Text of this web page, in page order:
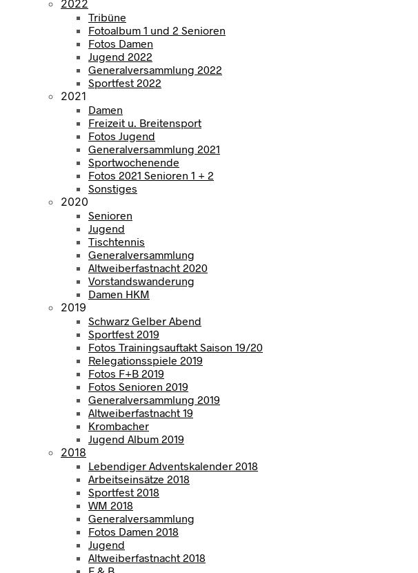
2022
Tribüne
Fotoalbum 1 und 2 Senioren
Fotos Damen
Jugend 2022
Generalversammlung 2022
Sportfest 2022
2021
Damen
Freizeit u. Breitensport
Fotos Jugend
Generalversammlung 2021
Sportwochenende
Fotos 2021 Senioren 1 + 2
Sonstiges
2020
Senioren
Jugend
Tischtennis
Generalversammlung
Altweiberfastnacht 2020
Vorstandswanderung
Damen HKM
2019
Schwarz Gelber Abend
Sportfest 2019
Fotos Trainingsauftakt Saison 19/20
Relegationsspiele 2019
Fotos F+B 2019
Fotos Senioren 2019
Generalversammlung 2019
Altweiberfastnacht 19
Krombacher
Jugend Album 2019
2018
Lebendiger Adventskalender 2018
Arbeitseinsätze 2018
Sportfest 2018
WM 2018
Generalversammlung
Fotos Damen 2018
Jugend
Altweiberfastnacht 2018